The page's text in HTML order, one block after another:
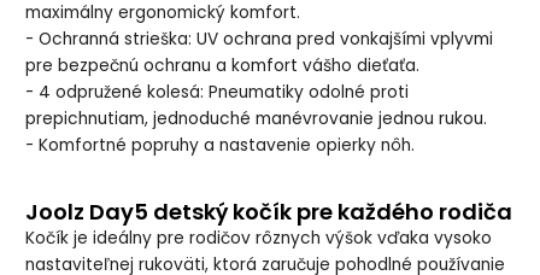
maximálny ergonomický komfort.
- Ochranná strieška: UV ochrana pred vonkajšími vplyvmi
pre bezpečnú ochranu a komfort vášho dieťaťa.
- 4 odpružené kolesá: Pneumatiky odolné proti
prepichnutiam, jednoduché manévrovanie jednou rukou.
- Komfortné popruhy a nastavenie opierky nôh.
Joolz Day5 detský kočík pre každého rodiča
Kočík je ideálny pre rodičov rôznych výšok vďaka vysoko
nastaviteľnej rukoväti, ktorá zaručuje pohodlné používanie